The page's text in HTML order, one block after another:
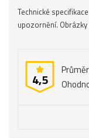
Technické
upozornění.
4,5